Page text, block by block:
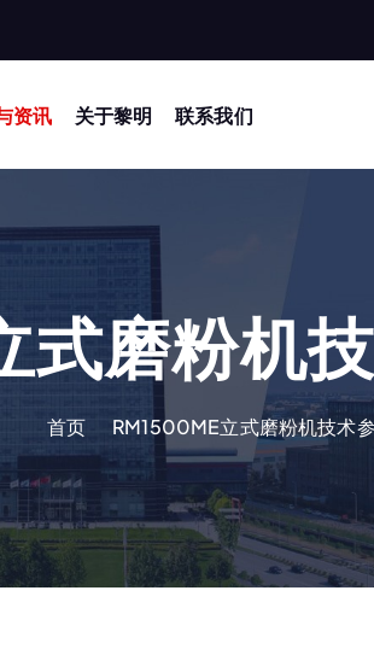
资讯 关于黎明 联系我们
式磨粉机
首页 RM1500ME立式磨粉机技术